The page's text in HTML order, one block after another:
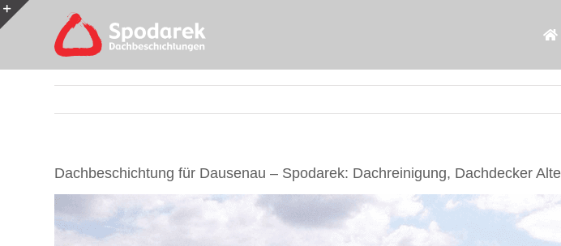
Skip
to
Dachbeschichtung für Dausenau – Spodarek: Dachreinigung, Dachdecker
Bar